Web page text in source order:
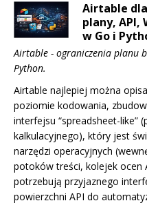
Airtable
plany, API,
w Go i
Airtable - ograniczenia planu
Python.
Airtable najlepiej można
poziomie kodowania,
interfejsu “spreadsheet-like”
kalkulacyjnego), który jest
narzędzi operacyjnych
potoków treści, kolejek ocen
potrzebują przyjaznego
powierzchni API do